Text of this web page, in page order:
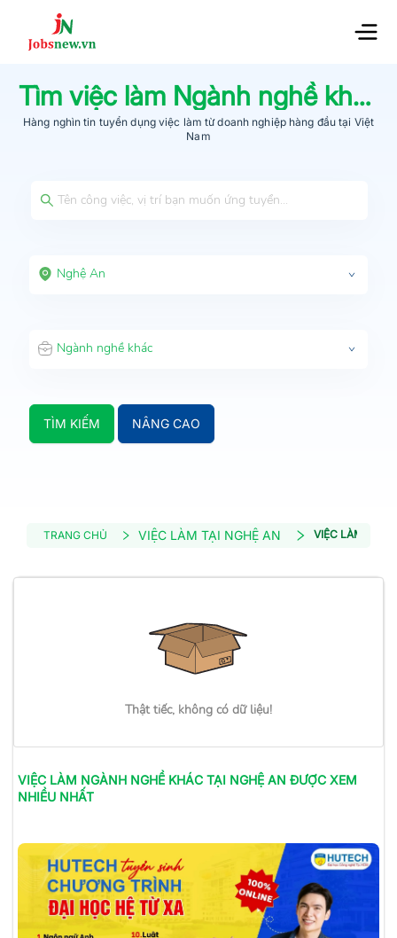
Tìm việc làm Ngành nghề khác
Hàng nghìn tin tuyển dụng việc làm từdoanh nghiệp hàng đầu tại Việt
Nam
Nghệ An
Ngành nghề khác
TÌM KIẾM NÂNG CAO
TRANG CHỦ VIỆC LÀM TẠI NGHỆ AN VIỆC LÀM
Thật tiếc, không có dữ liệu!
VIỆC LÀM NGÀNH NGHỀ KHÁC TẠI NGHỆ AN ĐƯỢC XEM
NHIỀU NHẤT